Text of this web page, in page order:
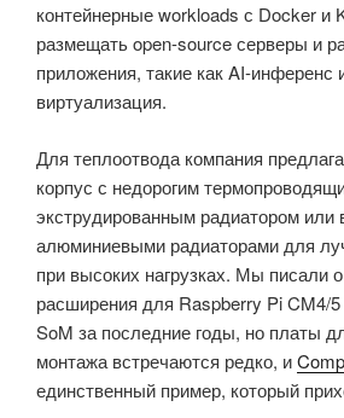
контейнерные workloads с Docker и
размещать open-source серверы и
приложения, такие как AI-инференс
виртуализация.
Для теплоотвода компания
корпус с недорогим
экструдированным радиатором
алюминиевыми радиаторами для
при высоких нагрузках. Мы писали
расширения для Raspberry Pi CM4/
SoM за последние годы, но платы
монтажа встречаются редко, и
единственный пример, который